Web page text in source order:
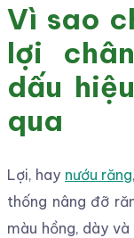
Vì sao
lợi
dấu
qua
Lợi, hay nướu răng
thống nâng đỡ
màu hồng, dày